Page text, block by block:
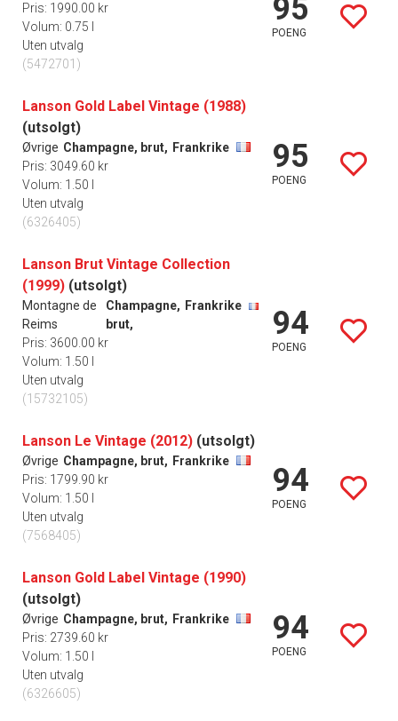
Pris: 1990.00 kr
Volum: 0.75 l
Uten utvalg
(5472701)
95
POENG
Lanson Gold Label Vintage (1988)
(utsolgt)
Øvrige Champagne, brut, Frankrike
Pris: 3049.60 kr
Volum: 1.50 l
Uten utvalg
(6326405)
95
POENG
Lanson Brut Vintage Collection
(1999) (utsolgt)
Montagne de
Reims
Champagne,
brut,
Frankrike
Pris: 3600.00 kr
Volum: 1.50 l
Uten utvalg
(15732105)
94
POENG
Lanson Le Vintage (2012) (utsolgt)
Øvrige Champagne, brut, Frankrike
Pris: 1799.90 kr
Volum: 1.50 l
Uten utvalg
(7568405)
94
POENG
Lanson Gold Label Vintage (1990)
(utsolgt)
Øvrige Champagne, brut, Frankrike
Pris: 2739.60 kr
Volum: 1.50 l
Uten utvalg
(6326605)
94
POENG